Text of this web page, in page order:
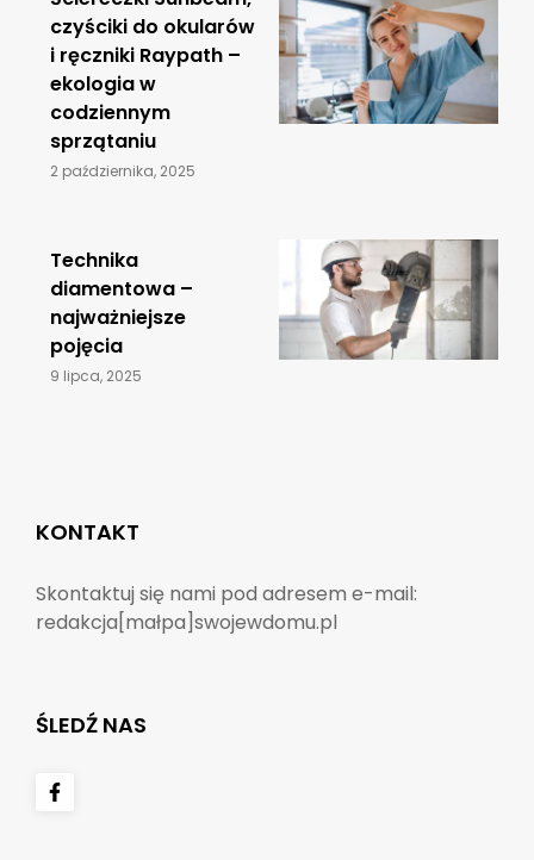
czyściki do okularów
i ręczniki Raypath –
ekologia w
codziennym
sprzątaniu
2 października, 2025
​Technika
diamentowa –
najważniejsze
pojęcia
9 lipca, 2025
KONTAKT
Skontaktuj się nami pod adresem e-mail:
redakcja[małpa]swojewdomu.pl
ŚLEDŹ NAS